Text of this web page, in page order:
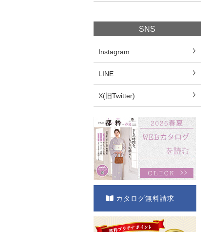
SNS
Instagram
LINE
X(旧Twitter)
カタログ無料請求